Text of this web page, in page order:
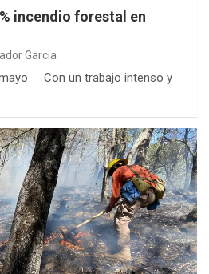
incendio forestal en
Garcia
Con un trabajo intenso y